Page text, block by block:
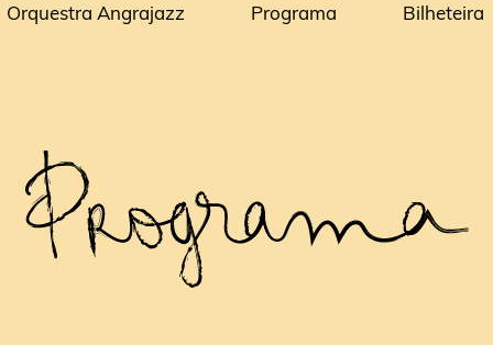
Orquestra Angrajazz Programa Bilheteira